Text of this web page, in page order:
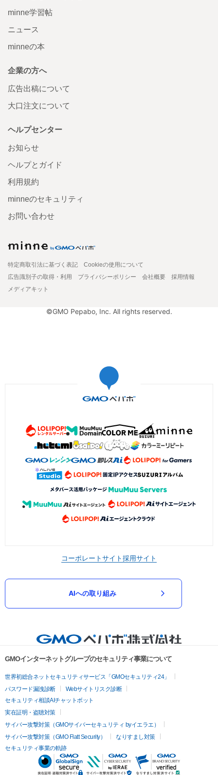
minne学習帖
ニュース
minneの本
企業の方へ
広告出稿について
大口注文について
ヘルプセンター
お知らせ
ヘルプとガイド
利用規約
minneのセキュリティ
お問い合わせ
特定商取引法に基づく表記
Cookieの使用について
広告識別子の取得・利用
プライバシーポリシー 会社概要
採用情報
メディアキット
©GMO Pepabo, Inc. All rights reserved.
コーポレートサイト採用サイト
AIへの取り組み
GMOインターネットグループのセキュリティ事業について
世界初総合ネットセキュリティサービス「GMOセキュリティ24」
パスワード漏洩診断
Webサイトリスク診断
セキュリティ相談AIチャットボット
実在証明・盗聴対策
サイバー攻撃対策（GMOサイバーセキュリティ byイエラエ）
サイバー攻撃対策（GMO Flatt Security）
なりすまし対策
セキュリティ事業の軌跡